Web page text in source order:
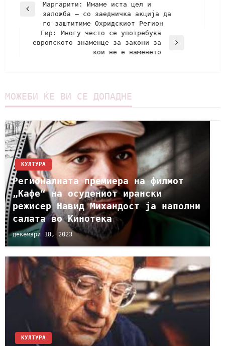
Маргарити: Имаме иста цел и
заложба – со заедничка акција да
го заштитиме Охридскиот Регион
Гир: Многу често се употребува
европското знаменце за закони за
кои не е наменето
МОЖЕБИ ЌЕ ВИ СЕ ДОПАДНЕ
КУЛТУРА
Регионалната премиера на филмот
„Кафе“ на осудениот ирански
режисер Навид Михандост ја наполни
салата во Кинотека
декември 18, 2023
КУЛТУРА